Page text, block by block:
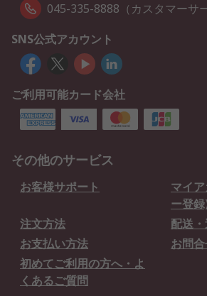
045-335-8888（カスタマーサ
SNS公式アカウント
ご利用可能カード会社
その他のサービス
お客様サポート
マイ
ー登
注文方法
配送
お支払い方法
お問
初めてご利用の方へ・よ
くあるご質問